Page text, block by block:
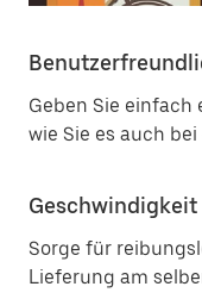
Geben Sie einfach
wie Sie es auch
Geschwindigkeit
Sorge für
Lieferung am